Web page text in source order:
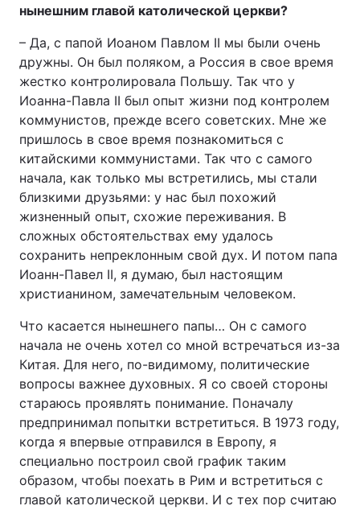
нынешним главой католической церкви?
– Да, с папой Иоаном Павлом II мы были очень
дружны. Он был поляком, а Россия в свое время
жестко контролировала Польшу. Так что у
Иоанна-Павла II был опыт жизни под контролем
коммунистов, прежде всего советских. Мне же
пришлось в свое время познакомиться с
китайскими коммунистами. Так что с самого
начала, как только мы встретились, мы стали
близкими друзьями: у нас был похожий
жизненный опыт, схожие переживания. В
сложных обстоятельствах ему удалось
сохранить непреклонным свой дух. И потом папа
Иоанн-Павел II, я думаю, был настоящим
христианином, замечательным человеком.
Что касается нынешнего папы… Он с самого
начала не очень хотел со мной встречаться из-за
Китая. Для него, по-видимому, политические
вопросы важнее духовных. Я со своей стороны
стараюсь проявлять понимание. Поначалу
предпринимал попытки встретиться. В 1973 году,
когда я впервые отправился в Европу, я
специально построил свой график таким
образом, чтобы поехать в Рим и встретиться с
главой католической церкви. И с тех пор считаю